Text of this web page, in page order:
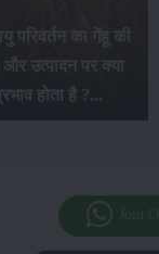
परिवर्तन का गेंहू की
उत्पादन पर क्या
होता है ?...
Join